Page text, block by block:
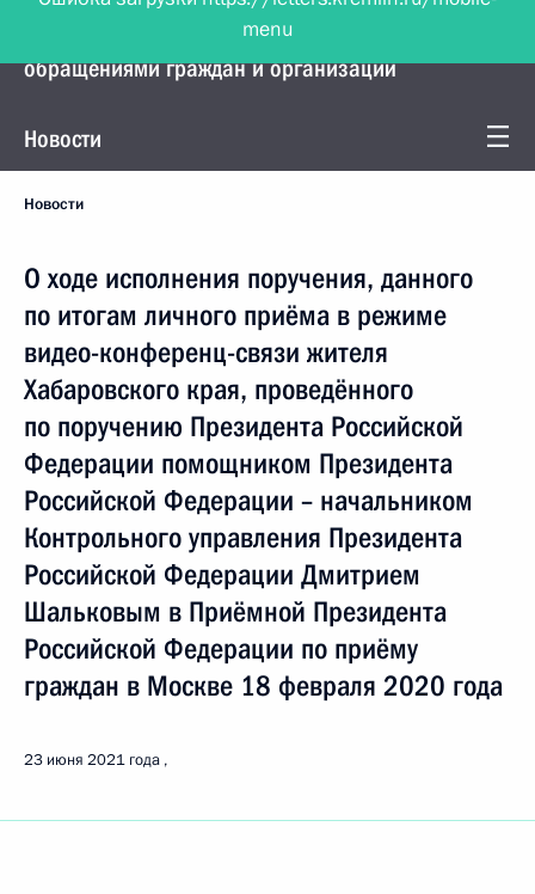
Управление Президента по работе с
обращениями граждан и организаций
Новости
Новости
О ходе исполнения поручения, данного
по итогам личного приёма в режиме
видео-конференц-связи жителя
Хабаровского края, проведённого
по поручению Президента Российской
Федерации помощником Президента
Российской Федерации – начальником
Контрольного управления Президента
Российской Федерации Дмитрием
Шальковым в Приёмной Президента
Российской Федерации по приёму
граждан в Москве 18 февраля 2020 года
23 июня 2021 года
menu